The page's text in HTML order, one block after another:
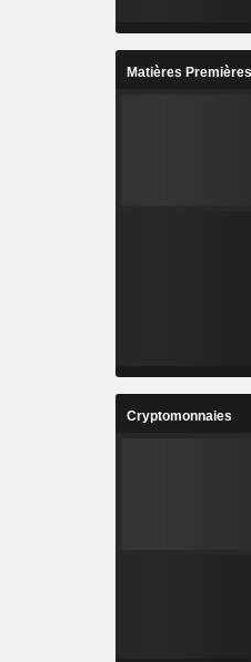
Matières Premières
Cryptomonnaies